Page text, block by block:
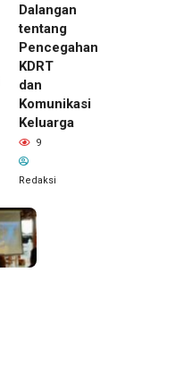
Dalangan
tentang
Pencegahan
KDRT
dan
Komunikasi
Keluarga
9
Redaksi